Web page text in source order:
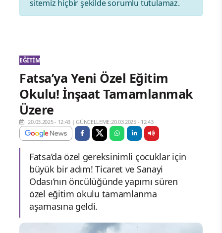
sitemiz hiçbir şekilde sorumlu tutulamaz.
EĞITIM
Fatsa’ya Yeni Özel Eğitim
Okulu! İnşaat Tamamlanmak
Üzere
20.03.2025 - 12:43 |GÜNCELLEME:20.03.2025 - 12:43
Fatsa’da özel gereksinimli çocuklar için
büyük bir adım! Ticaret ve Sanayi
Odası’nın öncülüğünde yapımı süren
özel eğitim okulu tamamlanma
aşamasına geldi.